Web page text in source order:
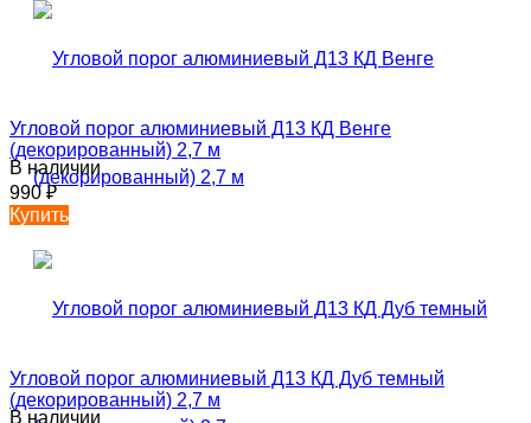
Угловой порог алюминиевый Д13 КД Венге
(декорированный) 2,7 м
В наличии
990 ₽
Купить
Угловой порог алюминиевый Д13 КД Дуб темный
(декорированный) 2,7 м
В наличии